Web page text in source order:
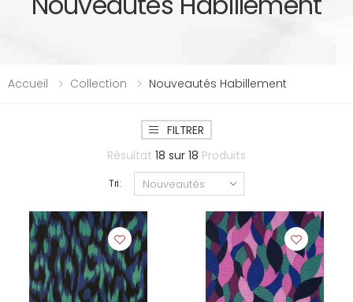
Accueil Collection Nouveautés Habillement
FILTRER
Résultat 18 sur 18 Produits
Tri: